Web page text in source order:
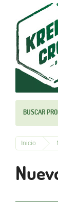
BUSCAR
Inicio